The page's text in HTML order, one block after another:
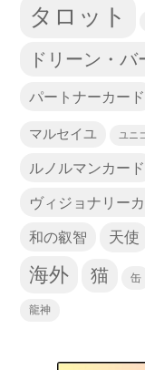
タロット
ドリーン・バ
パートナーカード
マルセイユ ユニ
ルノルマンカード
ヴィジョナリー
和の叡智 天使
海外 猫 缶
龍神